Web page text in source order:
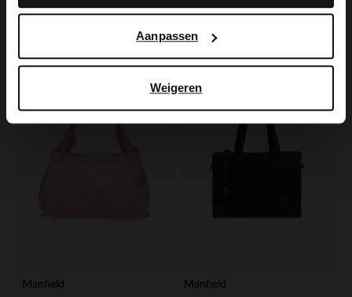
Aanpassen
Weigeren
99.99 99.99
Manfield Manfield